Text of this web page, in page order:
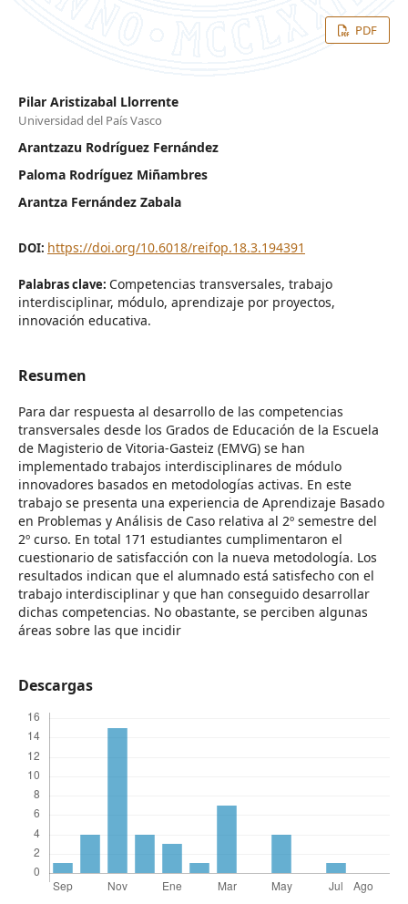
PDF
Pilar Aristizabal Llorrente
Universidad del País Vasco
Arantzazu Rodríguez Fernández
Paloma Rodríguez Miñambres
Arantza Fernández Zabala
DOI: https://doi.org/10.6018/reifop.18.3.194391
Palabras clave: Competencias transversales, trabajo
interdisciplinar, módulo, aprendizaje por proyectos,
innovación educativa.
Resumen
Para dar respuesta al desarrollo de las competencias
transversales desde los Grados de Educación de la Escuela
de Magisterio de Vitoria-Gasteiz (EMVG) se han
implementado trabajos interdisciplinares de módulo
innovadores basados en metodologías activas. En este
trabajo se presenta una experiencia de Aprendizaje Basado
en Problemas y Análisis de Caso relativa al 2º semestre del
2º curso. En total 171 estudiantes cumplimentaron el
cuestionario de satisfacción con la nueva metodología. Los
resultados indican que el alumnado está satisfecho con el
trabajo interdisciplinar y que han conseguido desarrollar
dichas competencias. No obastante, se perciben algunas
áreas sobre las que incidir
Descargas